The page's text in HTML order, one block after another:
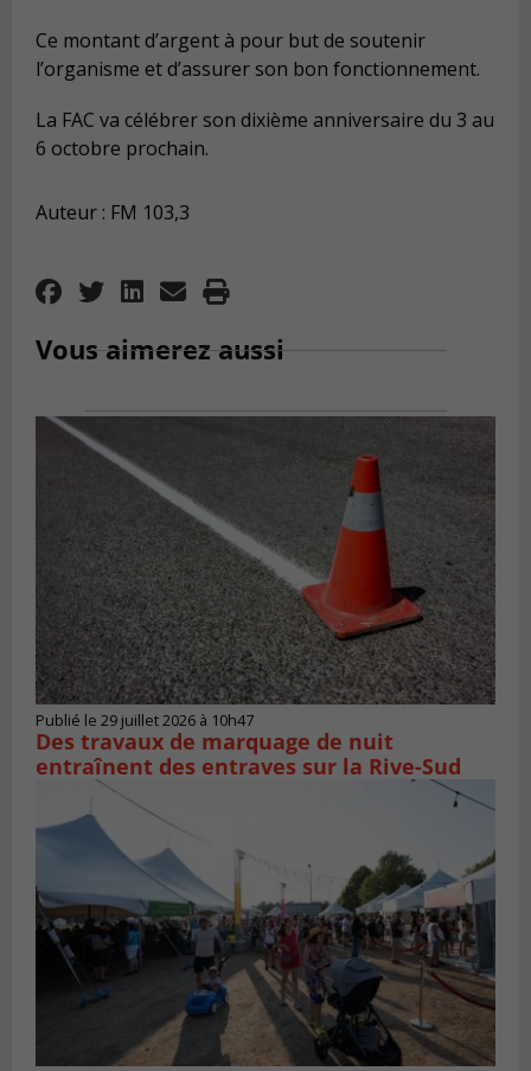
Ce montant d’argent à pour but de soutenir
l’organisme et d’assurer son bon fonctionnement.
La FAC va célébrer son dixième anniversaire du 3 au
6 octobre prochain.
Auteur : FM 103,3
Vous aimerez aussi
Publié le 29 juillet 2026 à 10h47
Des travaux de marquage de nuit
entraînent des entraves sur la Rive-Sud